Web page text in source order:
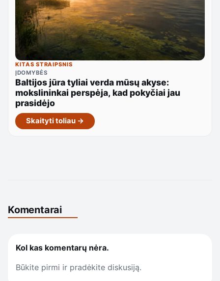
KITAS STRAIPSNIS
ĮDOMYBĖS
Baltijos jūra tyliai verda mūsų akyse:
mokslininkai perspėja, kad pokyčiai jau
prasidėjo
Skaityti toliau →
Komentarai
Kol kas komentarų nėra.
Būkite pirmi ir pradėkite diskusiją.